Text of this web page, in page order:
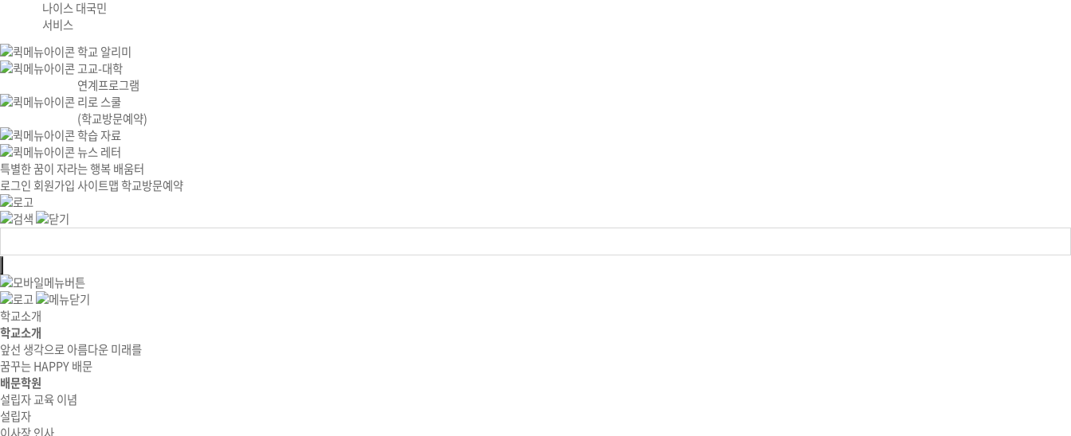
나이스 대국민
서비스
학교 알리미
고교-대학
연계프로그램
리로 스쿨
(학교방문예약)
학습 자료
뉴스 레터
특별한 꿈이 자라는 행복 배움터
로그인 회원가입사이트맵학교방문예약
학교소개
학교소개
앞선 생각으로 아름다운 미래를
꿈꾸는 HAPPY 배문
배문학원
설립자 교육 이념
설립자
이사장 인사